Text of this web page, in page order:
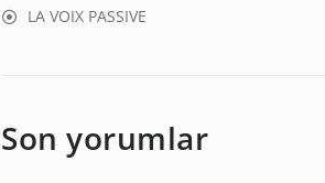
LA VOIX PASSIVE
Son yorumlar